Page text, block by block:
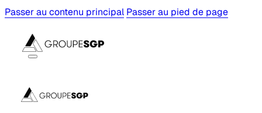
Passer au contenu principal Passer au pied de page